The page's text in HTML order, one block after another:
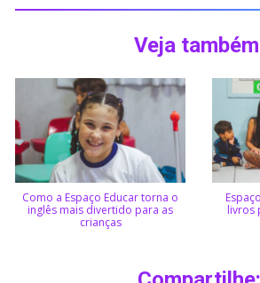
Veja
Como a Espaço Educar torna o
inglês mais divertido para as
crianças
livros